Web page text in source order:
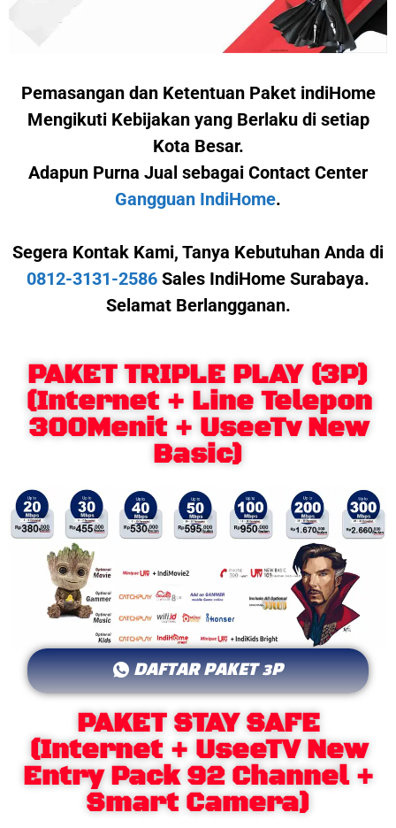
Pemasangan dan Ketentuan Paket indiHome
Mengikuti Kebijakan yang Berlaku di setiap
Kota Besar.
Adapun Purna Jual sebagai Contact Center
Gangguan IndiHome.
Segera Kontak Kami, Tanya Kebutuhan Anda di
0812-3131-2586 Sales IndiHome Surabaya.
Selamat Berlangganan.
PAKET TRIPLE PLAY (3P)
(Internet + Line Telepon
300Menit + UseeTv New
Basic)
DAFTAR PAKET 3P
PAKET STAY SAFE
(Internet + UseeTV New
Entry Pack 92 Channel +
Smart Camera)